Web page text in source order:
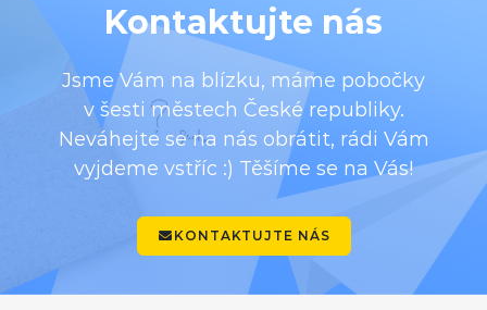
Kontaktujte nás
Jsme Vám na blízku, máme pobočky
v šesti městech České republiky.
Neváhejte se na nás obrátit, rádi Vám
vyjdeme vstříc :) Těšíme se na Vás!
KONTAKTUJTE NÁS